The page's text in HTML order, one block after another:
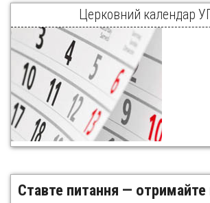
Церковний календар
Ставте питання — отримайте